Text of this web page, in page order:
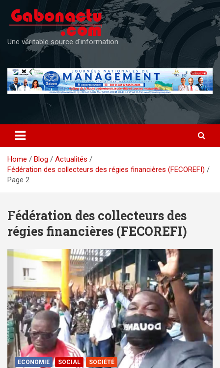
content
Une véritable source d'information
Home Blog
Actualités
Fédération des collecteurs des régies financières (FECOREFI)
Page 2
Fédération des collecteurs des
régies financières (FECOREFI)
ECONOMIE SOCIAL SOCIÉTÉ